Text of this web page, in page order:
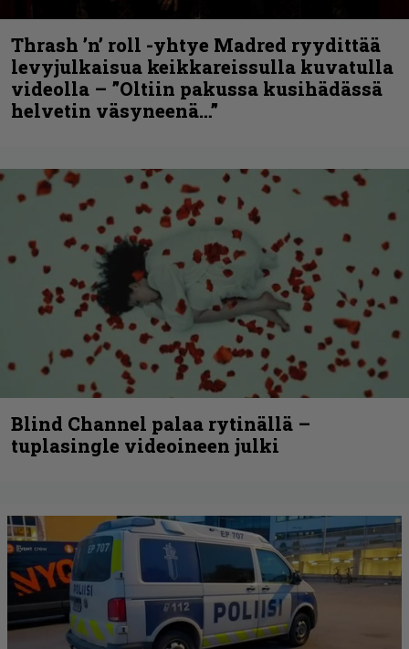
Thrash ’n’ roll -yhtye Madred ryydittää
levyjulkaisua keikkareissulla kuvatulla
videolla – ”Oltiin pakussa kusihädässä
helvetin väsyneenä…”
Blind Channel palaa rytinällä –
tuplasingle videoineen julki